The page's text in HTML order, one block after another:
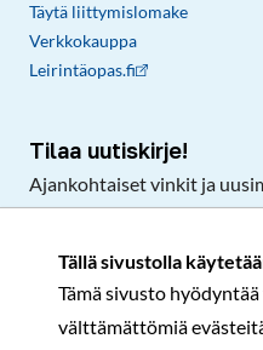
Tällä sivustolla
Tämä sivusto
välttämättömiä
Täytä liittymislomake
Verkkokauppa
Leirintäopas.fi
Tilaa uutiskirje!
Ajankohtaiset vinkit ja